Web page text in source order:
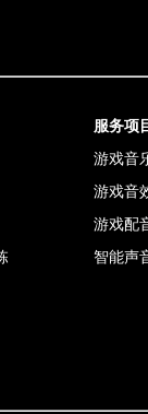
服务项
游戏音
游戏音
游戏配
智能声